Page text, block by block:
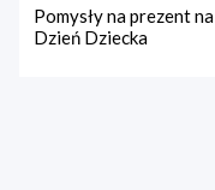
Pomysły na prezent na
Dzień Dziecka